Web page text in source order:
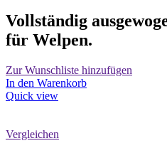
Vollständig
für Welpen.
Zur Wunschliste hinzufügen
In den Warenkorb
Quick view
Vergleichen